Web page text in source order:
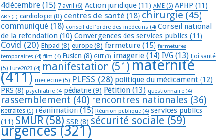
4décembre (15) 7 avril (6) Action juridique (11) AME (5) APHP (11)
ARS (3) cardiologie (8) centres de santé (18) chirurgie (45)
communiqué (18) conseil de l'ordre des médecins (4) Conseil national
de la refondation (10) Convergences des services publics (11)
Covid (20) Ehpad (8) europe (8) fermeture (15) fermetures
temporaires (4) film (4) Fusion (8) GHT(3) imagerie (14) IVG (13) Loi santé
(5) Lure2023 (4) manifestation (51) maternité
(411) médecine (5) PLFSS (28) politique du médicament (12)
PRS (8) psychiatrie (4) pédiatrie (9) Pétition (13) questionnaire (4)
rassemblement (40) rencontres nationales (36)
Retraites (5) réanimation (15) Réunion publique (4) services publics
(11) SMUR (58) SSR (8) sécurité sociale (59)
urgences(321)